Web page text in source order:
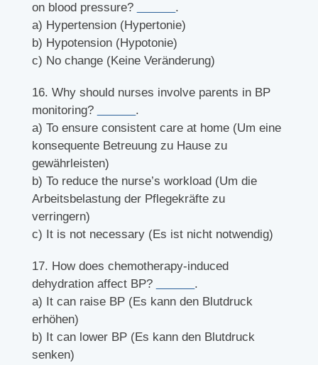
on blood pressure?
.
a) Hypertension (Hypertonie)
b) Hypotension (Hypotonie)
c) No change (Keine Veränderung)
16. Why should nurses involve parents in BP
monitoring?
.
a) To ensure consistent care at home (Um eine
konsequente Betreuung zu Hause zu
gewährleisten)
b) To reduce the nurse’s workload (Um die
Arbeitsbelastung der Pflegekräfte zu
verringern)
c) It is not necessary (Es ist nicht notwendig)
17. How does chemotherapy-induced
dehydration affect BP?
.
a) It can raise BP (Es kann den Blutdruck
erhöhen)
b) It can lower BP (Es kann den Blutdruck
senken)